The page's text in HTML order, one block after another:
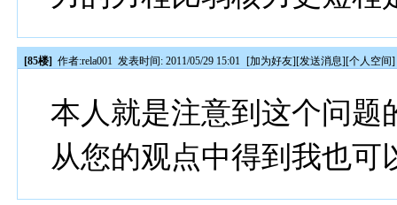
[85楼] 作者:rela001 发表时间: 2011/05/29 15:01 [加为好友][发送消息][个人空间]
本人就是注意到这个问题
从您的观点中得到我也